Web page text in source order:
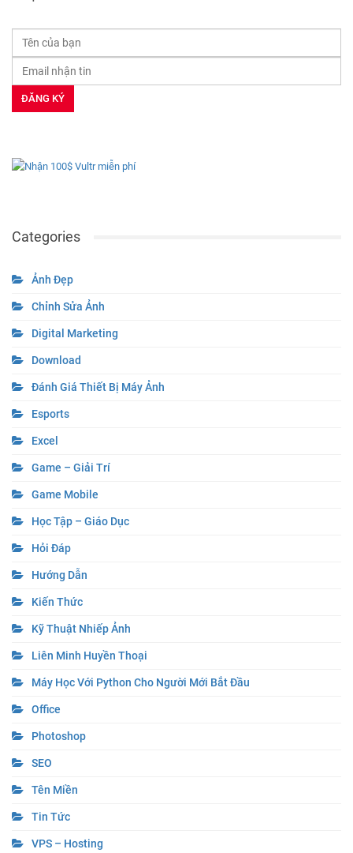
Categories
Ảnh Đẹp
Chỉnh Sửa Ảnh
Digital Marketing
Download
Đánh Giá Thiết Bị Máy Ảnh
Esports
Excel
Game – Giải Trí
Game Mobile
Học Tập – Giáo Dục
Hỏi Đáp
Hướng Dẫn
Kiến Thức
Kỹ Thuật Nhiếp Ảnh
Liên Minh Huyền Thoại
Máy Học Với Python Cho Người Mới Bắt Đầu
Office
Photoshop
SEO
Tên Miền
Tin Tức
VPS – Hosting